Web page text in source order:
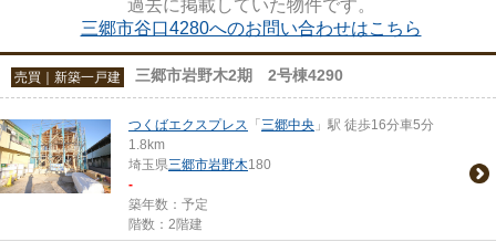
過去に掲載していた物件です。
三郷市谷口4280へのお問い合わせはこちら
売買｜新築一戸建 三郷市岩野木2期 2号棟4290
つくばエクスプレス 「 三郷中央 」駅 徒歩16分車5分
1.8km
埼玉県三郷市岩野木180
-
築年数：予定
階数：2階建